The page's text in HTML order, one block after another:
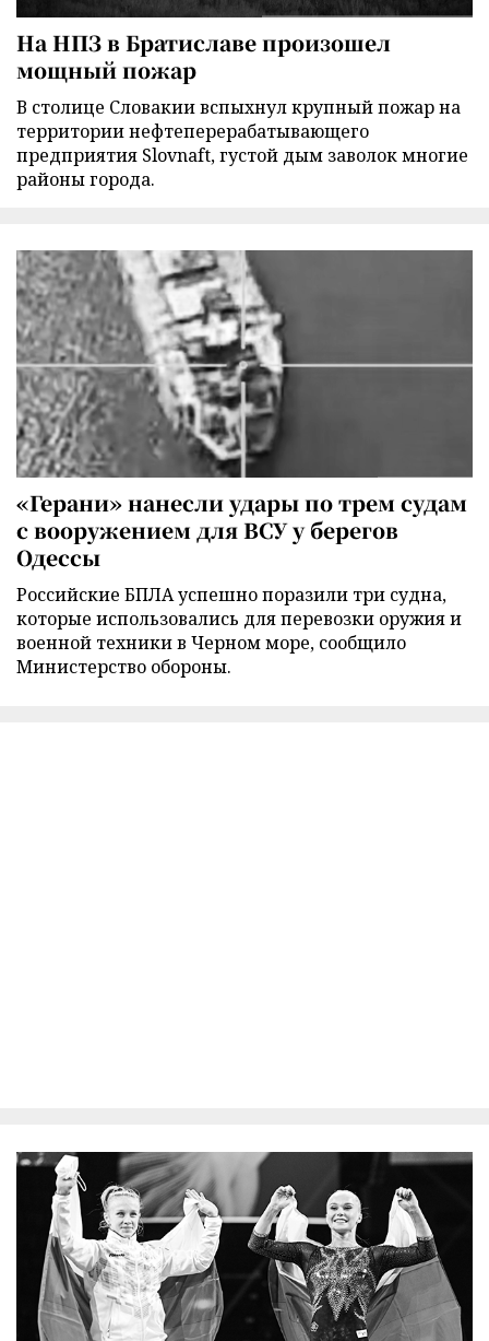
На НПЗ в Братиславе произошел
мощный пожар
В столице Словакии вспыхнул крупный пожар на
территории нефтеперерабатывающего
предприятия Slovnaft, густой дым заволок многие
районы города.
«Герани» нанесли удары по трем судам
с вооружением для ВСУ у берегов
Одессы
Российские БПЛА успешно поразили три судна,
которые использовались для перевозки оружия и
военной техники в Черном море, сообщило
Министерство обороны.